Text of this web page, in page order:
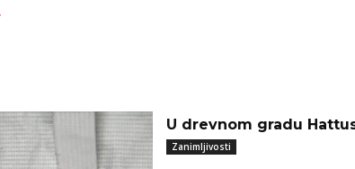
U drevnom gradu
Zanimljivosti